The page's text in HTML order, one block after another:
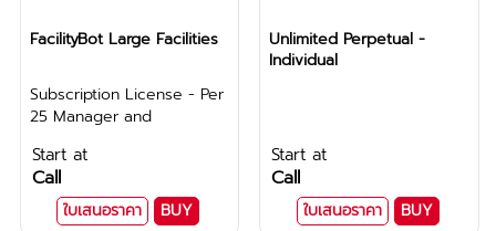
FacilityBot Large Facilities
Subscription License - Per
25 Manager and
Start at
Call
ใบเสนอราคา BUY
Unlimited Perpetual -
Individual
Start at
Call
ใบเสนอราคา BUY